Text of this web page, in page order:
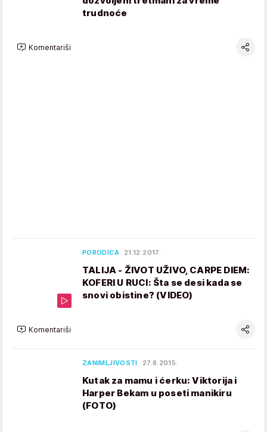
trudnoće
Komentariši
PORODICA 21.12.2017.
TALIJA - ŽIVOT UŽIVO, CARPE DIEM:
KOFERI U RUCI: Šta se desi kada se
snovi obistine? (VIDEO)
Komentariši
ZANIMLJIVOSTI 27.8.2015.
Kutak za mamu i ćerku: Viktorija i
Harper Bekam u poseti manikiru
(FOTO)